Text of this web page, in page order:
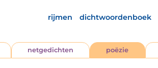
rijmen dichtwoordenboek
netgedichten poëzie